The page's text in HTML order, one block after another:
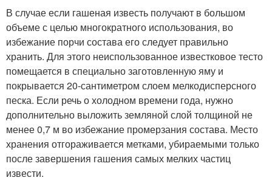
В случае если гашеная известь получают в большом
объеме с целью многократного использования, во
избежание порчи состава его следует правильно
хранить. Для этого неиспользованное известковое тесто
помещается в специально заготовленную яму и
покрывается 20-сантиметром слоем мелкодисперсного
песка. Если речь о холодном времени года, нужно
дополнительно выложить земляной слой толщиной не
менее 0,7 м во избежание промерзания состава. Место
хранения отгораживается метками, убираемыми только
после завершения гашения самых мелких частиц
извести.